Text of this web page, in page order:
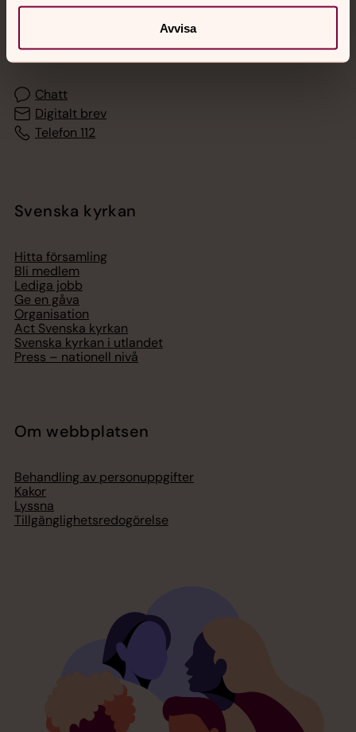
Avvisa
Akut samtals- och krisstöd. Prata eller chatta anonymt
med en präst på kvällar och nätter.
Chatt
Digitalt brev
Telefon 112
Svenska kyrkan
Hitta församling
Bli medlem
Lediga jobb
Ge en gåva
Organisation
Act Svenska kyrkan
Svenska kyrkan i utlandet
Press – nationell nivå
Om webbplatsen
Behandling av personuppgifter
Kakor
Lyssna
Tillgänglighetsredogörelse